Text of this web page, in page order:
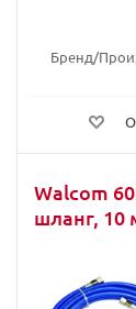
Бренд/
Walcom
шланг, 10